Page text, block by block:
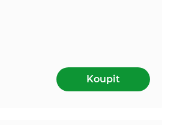
Koupit